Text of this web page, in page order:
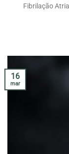
Fibrilação
16
mar